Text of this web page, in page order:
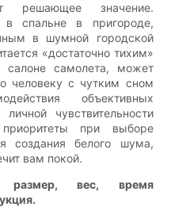
решающее значение.
в спальне в пригороде,
в шумной городской
«достаточно тихим»
самолета, может
человеку с чутким сном
объективных
чувствительности
при выборе
создания белого шума,
вам покой.
размер, вес, время